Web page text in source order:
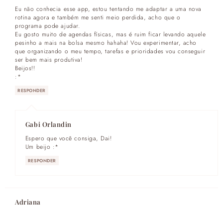
Eu não conhecia esse app, estou tentando me adaptar a uma nova
rotina agora e também me senti meio perdida, acho que o
programa pode ajudar.
Eu gosto muito de agendas físicas, mas é ruim ficar levando aquele
pesinho a mais na bolsa mesmo hahaha! Vou experimentar, acho
que organizando o meu tempo, tarefas e prioridades vou conseguir
ser bem mais produtiva!
Beijos!!
:*
RESPONDER
Gabi Orlandin
Espero que você consiga, Dai!
Um beijo :*
RESPONDER
Adriana